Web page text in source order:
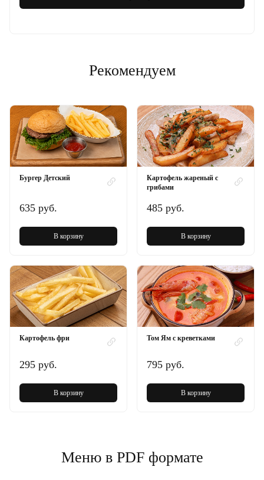
Рекомендуем
Бургер Детский
635 руб.
В корзину
Картофель жареный с
грибами
485 руб.
В корзину
Картофель фри
295 руб.
В корзину
Том Ям с креветками
795 руб.
В корзину
Меню в PDF формате